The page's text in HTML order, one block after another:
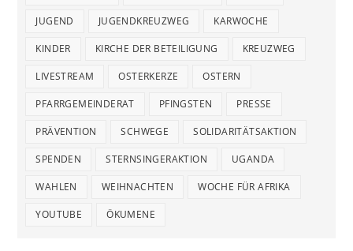
JUGEND JUGENDKREUZWEG KARWOCHE
KINDER KIRCHE DER BETEILIGUNG KREUZWEG
LIVESTREAM OSTERKERZE OSTERN
PFARRGEMEINDERAT PFINGSTEN PRESSE
PRÄVENTION SCHWEGE SOLIDARITÄTSAKTION
SPENDEN STERNSINGERAKTION UGANDA
WAHLEN WEIHNACHTEN WOCHE FÜR AFRIKA
YOUTUBE ÖKUMENE